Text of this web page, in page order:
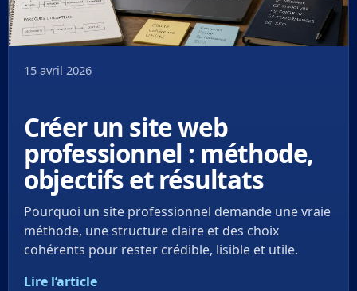
15 avril 2026
Créer un site web
professionnel : méthode,
objectifs et résultats
Pourquoi un site professionnel demande une vraie
méthode, une structure claire et des choix
cohérents pour rester crédible, lisible et utile.
Lire l’article